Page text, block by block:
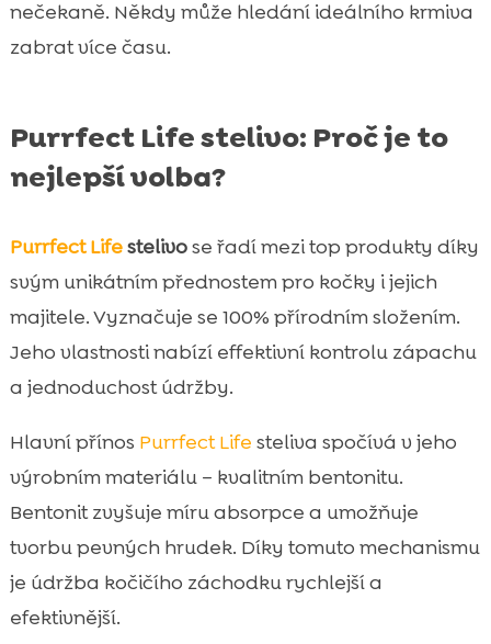
nečekaně. Někdy může hledání ideálního krmiva
zabrat více času.
Purrfect Life stelivo: Proč je to
nejlepší volba?
Purrfect Lifestelivose řadí mezi top produkty díky
svým unikátním přednostem pro kočky i jejich
majitele. Vyznačuje se 100% přírodním složením.
Jeho vlastnosti nabízí effektivní kontrolu zápachu
a jednoduchost údržby.
Hlavní přínos Purrfect Life steliva spočívá v jeho
výrobním materiálu – kvalitním bentonitu.
Bentonit zvyšuje míru absorpce a umožňuje
tvorbu pevných hrudek. Díky tomuto mechanismu
je údržba kočičího záchodku rychlejší a
efektivnější.